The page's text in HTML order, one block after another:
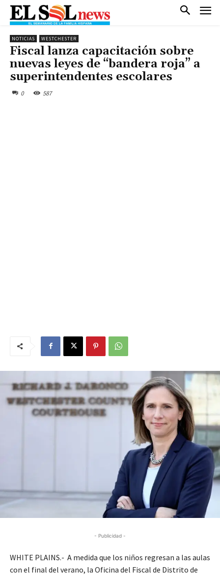
NOTICIAS WESTCHESTER
Fiscal lanza capacitación sobre
nuevas leyes de “bandera roja” a
superintendentes escolares
0 587
- Publicidad -
WHITE PLAINS.- A medida que los niños regresan a las aulas
con el final del verano, la Oficina del Fiscal de Distrito de